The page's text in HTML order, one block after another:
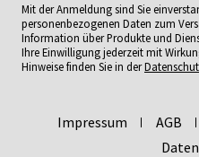
Mit der Anmeldung sind Sie
personenbezogenen Daten zum
Information über Produkte und
Ihre Einwilligung jederzeit mit
Hinweise finden Sie in der
Impressum AGB